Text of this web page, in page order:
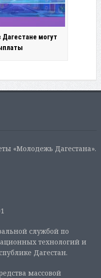
могут
«Молодежь Дагестана».
службой по
технологий и
Дагестан.
массовой